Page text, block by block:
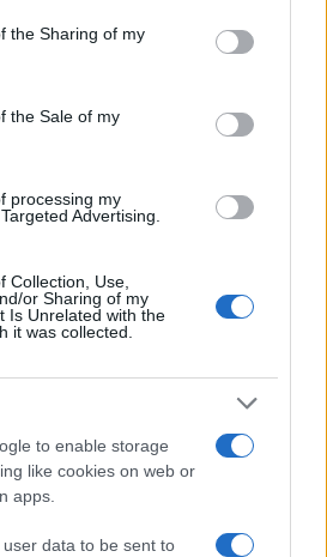
the Sharing of my
the Sale of my
processing my
Advertising.
Collection, Use,
or Sharing of my
Is Unrelated with the
it was collected.
to enable storage
like cookies on web or
apps.
data to be sent to
l’omosessualità
baggianata,
vista laico, ma la nostra 140
legge. Sarei tuttavia
pensano i relatori del
per tutti, conservatori e
CORRETTO
SUCCESSIVA
Leggi i commenti